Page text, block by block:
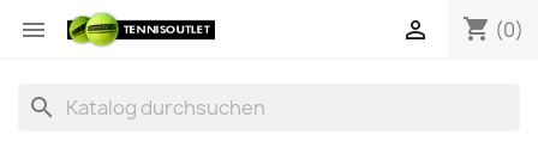
 shopping_cart (0)

search